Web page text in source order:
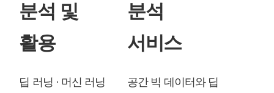
분석 및
활용
딥 러닝 · 머신 러닝
분석
서비스
공간 빅 데이터와 딥